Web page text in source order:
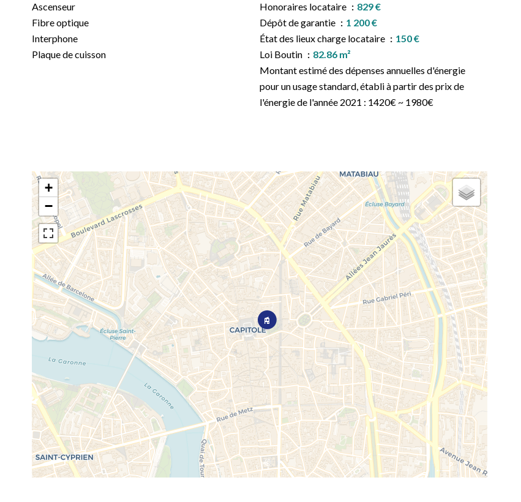
Ascenseur
Fibre optique
Interphone
Plaque de cuisson
Honoraires locataire
829 €
Dépôt de garantie
1 200 €
État des lieux charge locataire
150 €
Loi Boutin
82.86 m²
Montant estimé des dépenses annuelles d'énergie
pour un usage standard, établi à partir des prix de
l'énergie de l'année 2021 : 1420€ ~ 1980€
+
−